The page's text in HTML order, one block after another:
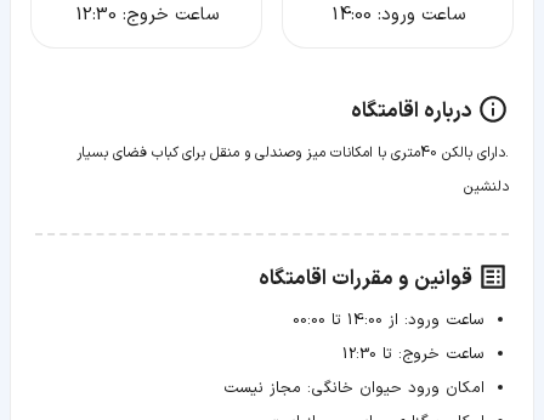
ساعت ورود: 14:00 ساعت خروج: 12:30
درباره اقامتگاه
.دارای بالکن 40متری با امکانات میز وصندلی و منقل برای کباب فضای بسیار
دلنشین
قوانین و مقررات اقامتگاه
ساعت ورود: از 14:00 تا 00:00
ساعت خروج: تا 12:30
امکان ورود حیوان خانگی: مجاز نیست